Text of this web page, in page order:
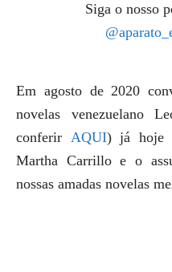
Siga o nosso
Em agosto de 2020
novelas venezuelano
conferir AQUI) já hoje
Martha Carrillo e o
nossas amadas novelas